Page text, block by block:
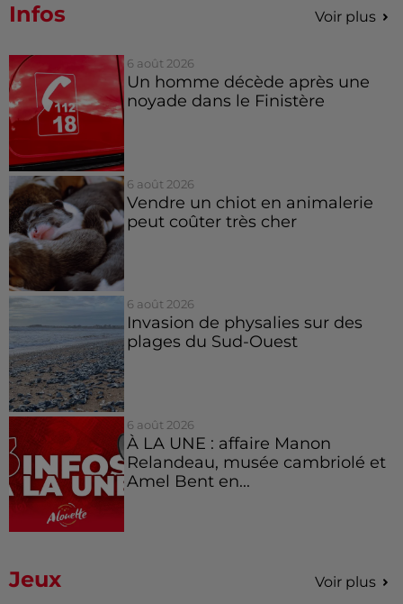
Infos Voir plus
6 août 2026
Un homme décède après une
noyade dans le Finistère
6 août 2026
Vendre un chiot en animalerie
peut coûter très cher
6 août 2026
Invasion de physalies sur des
plages du Sud-Ouest
6 août 2026
À LA UNE : affaire Manon
Relandeau, musée cambriolé et
Amel Bent en...
Jeux Voir plus